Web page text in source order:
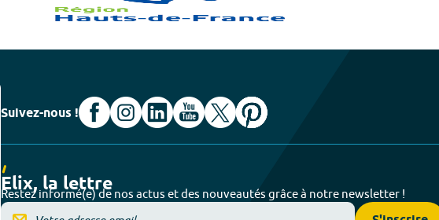
Suivez-nous !
Elix, la lettre
Restez informé(e) de nos actus et des nouveautés grâce à notre newsletter !